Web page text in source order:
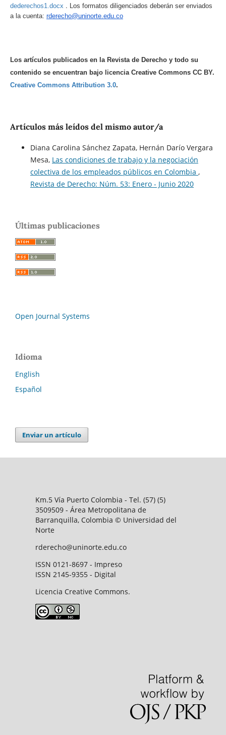
dederechos1.docx . Los formatos diligenciados deberán ser enviados
a la cuenta: rderecho@uninorte.edu.co
Los artículos publicados en la Revista de Derecho y todo su
contenido se encuentran bajo licencia Creative Commons CC BY.
Creative Commons Attribution 3.0.
Artículos más leídos del mismo autor/a
Diana Carolina Sánchez Zapata, Hernán Darío Vergara
Mesa, Las condiciones de trabajo y la negociación
colectiva de los empleados públicos en Colombia ,
Revista de Derecho: Núm. 53: Enero - Junio 2020
Últimas publicaciones
Open Journal Systems
Idioma
English
Español
Enviar un artículo
Km.5 Vía Puerto Colombia - Tel. (57) (5)
3509509 - Área Metropolitana de
Barranquilla, Colombia © Universidad del
Norte
rderecho@uninorte.edu.co
ISSN 0121-8697 - Impreso
ISSN 2145-9355 - Digital
Licencia Creative Commons.